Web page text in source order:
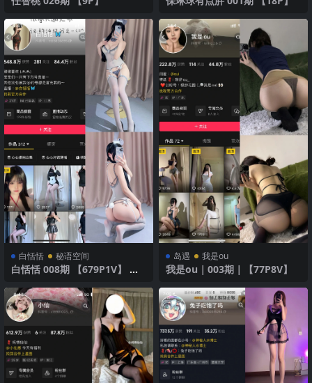
白恬恬 秘语空间
白恬恬 008期 【679P1V】 灰
岛遇 我是ou
我是ou｜003期｜【77P8V】